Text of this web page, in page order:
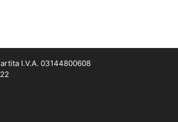
I.V.A. 03144800608